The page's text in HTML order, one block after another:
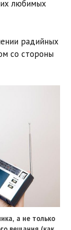
любимых
радийных
со стороны
а не только